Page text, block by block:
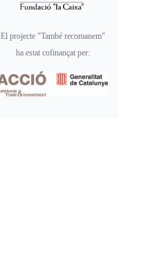
El projecte "També recomanem"
ha estat cofinançat per: